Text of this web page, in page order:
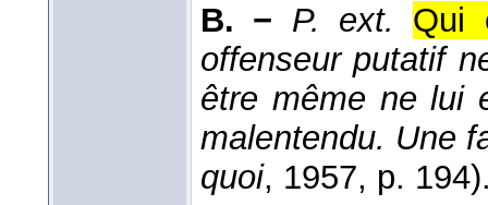
B. − P. ext.
Qui
offenseur putatif
être même ne lui
malentendu. Une
quoi, 1957, p.